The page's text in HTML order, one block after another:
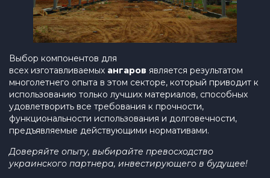
Выбор компонентов для
всех изготавливаемых ангаров является результатом
многолетнего опыта в этом секторе, который приводит к
использованию только лучших материалов, способных
удовлетворить все требования к прочности,
функциональности использования и долговечности,
предъявляемые действующими нормативами.
Доверяйте опыту, выбирайте превосходство
украинского партнера, инвестирующего в будущее!